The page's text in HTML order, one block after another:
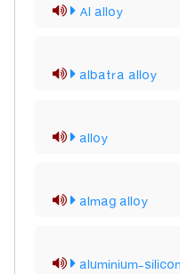
Al alloy
albatra alloy
alloy
almag alloy
aluminium-